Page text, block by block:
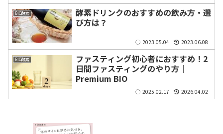
BIO酵素
酵素ドリンクのおすすめの飲み方・選
び方は？
2023.05.04 2023.06.08
BIO酵素
ファスティング初心者におすすめ！2
日間ファスティングのやり方｜
Premium BIO
2025.02.17 2026.04.02